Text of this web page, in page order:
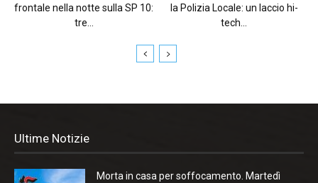
frontale nella notte sulla SP 10:
tre...
la Polizia Locale: un laccio hi-
tech...
Ultime Notizie
Morta in casa per soffocamento. Martedì